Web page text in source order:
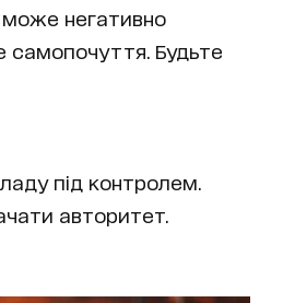
негативно
самопочуття. Будьте
під контролем.
авторитет.